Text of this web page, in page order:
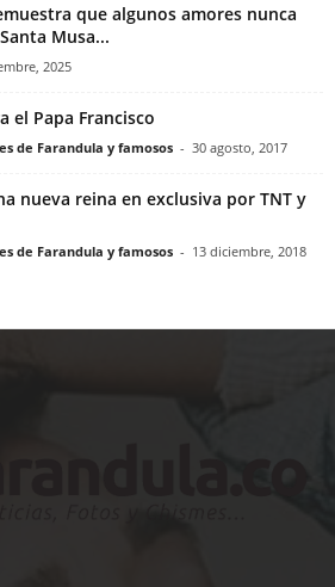
que algunos amores nunca
Musa...
2025
el Papa Francisco
de Farandula y famosos - 30 agosto, 2017
nueva reina en exclusiva por TNT y
de Farandula y famosos - 13 diciembre, 2018